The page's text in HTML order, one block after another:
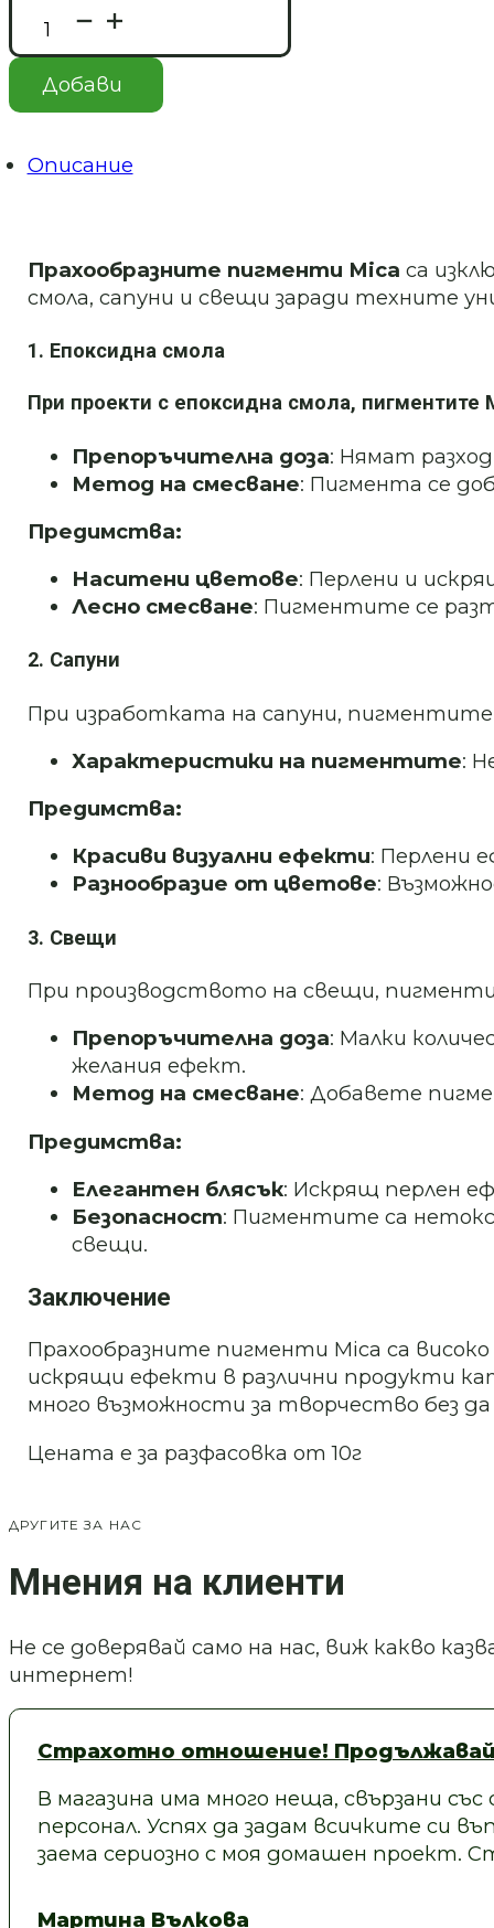
количество
за
Мика
Пигмент
WINE
RED
Добави
Описание
Прахообразните пигменти Mica са
смола, сапуни и свещи заради техните
1. Епоксидна смола
При проекти с епоксидна смола, пигментите
Препоръчителна доза: Нямат
Метод на смесване: Пигмента се
Предимства:
Наситени цветове: Перлени и
Лесно смесване: Пигментите се
2. Сапуни
При изработката на сапуни,
Характеристики на пигментите:
Предимства:
Красиви визуални ефекти: Перлени
Разнообразие от цветове:
3. Свещи
При производството на свещи,
Препоръчителна доза: Малки
желания ефект.
Метод на смесване: Добавете
Предимства:
Елегантен блясък: Искрящ перлен
Безопасност: Пигментите са
свещи.
Заключение
Прахообразните пигменти Mica са
искрящи ефекти в различни продукти
много възможности за творчество без
Цената е за разфасовка от 10г
ДРУГИТЕ ЗА НАС
Мнения на клиенти
Не се доверявай само на нас, виж какво
интернет!
Страхотно отношение!
В магазина има много неща, свързани
персонал. Успях да задам всичките си
заема сериозно с моя домашен
Мартина Вълкова